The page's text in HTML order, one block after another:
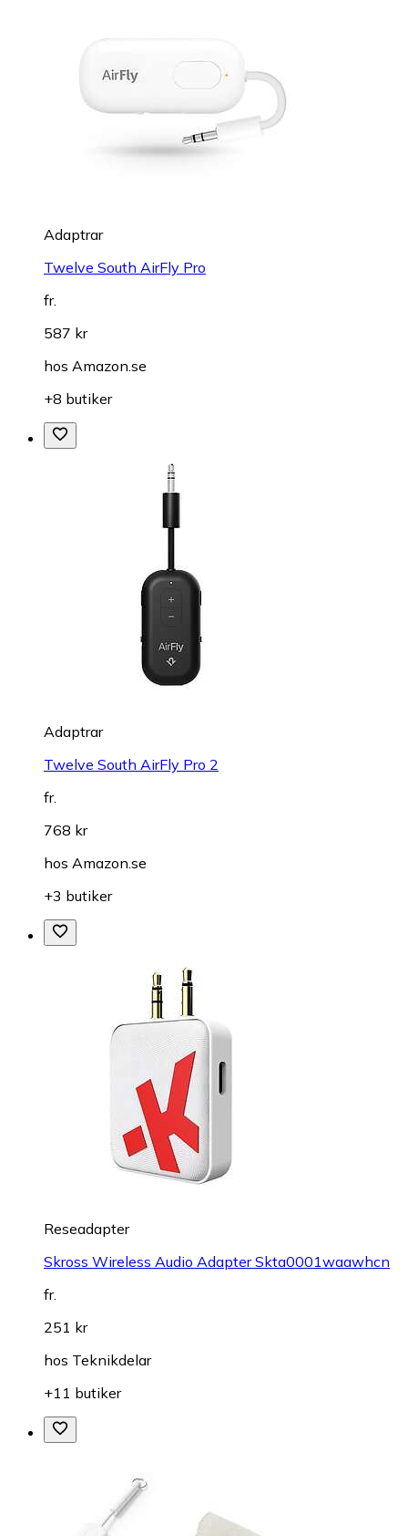
Adaptrar
Twelve South AirFly Pro
fr.
587 kr
hos Amazon.se
+8 butiker
Adaptrar
Twelve South AirFly Pro 2
fr.
768 kr
hos Amazon.se
+3 butiker
Reseadapter
Skross Wireless Audio Adapter Skta0001waawhcn
fr.
251 kr
hos Teknikdelar
+11 butiker